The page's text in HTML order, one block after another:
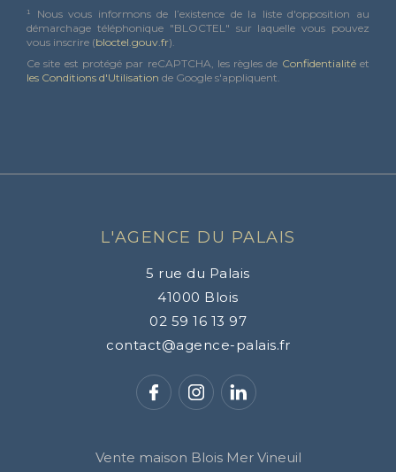
¹ Nous vous informons de l’existence de la liste d'opposition au
démarchage téléphonique "BLOCTEL" sur laquelle vous pouvez
vous inscrire (bloctel.gouv.fr).
Ce site est protégé par reCAPTCHA, les règles de Confidentialitéet
les Conditions d'Utilisation de Google s'appliquent.
L'AGENCE DU PALAIS
5 rue du Palais
41000 Blois
02 59 16 13 97
contact@agence-palais.fr
Vente maison Blois Mer Vineuil